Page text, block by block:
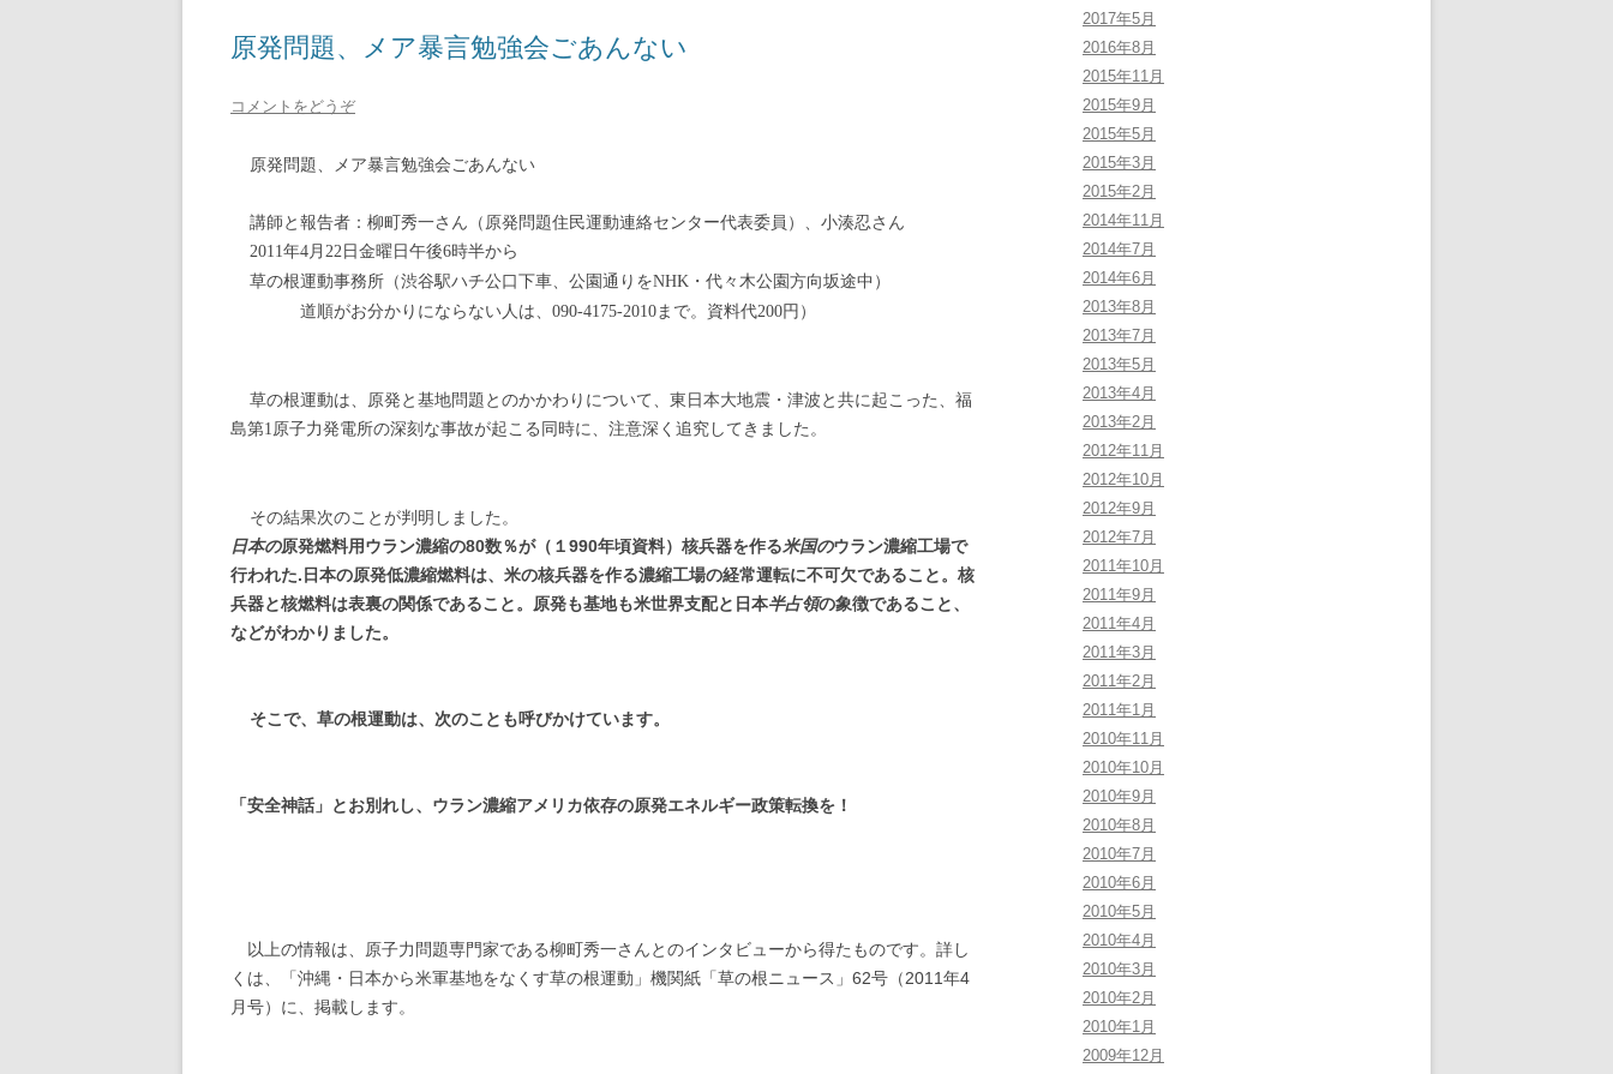
原発問題、メア暴言勉強会ごあんない
コメントをどうぞ
原発問題、メア暴言勉強会ごあんない
講師と報告者：柳町秀一さん（原発問題住民運動連絡センター代表委員）、小湊忍さん
2011年4 月 22日金曜日午後6時半から
草の根運動事務所（渋谷駅ハチ公口下車、公園通りをNHK ・代々木公園方向坂途中）
道順がお分かりにならない人は、 090-4175-2010 まで。資料代200円）
草の根運動は、原発と基地問題とのかかわりについて、東日本大地震・津波と共に起こった、福
島第1 原子力発電所の深刻な事故が起こる同時に、注意深く追究してきました。
その結果次のことが判明しました。
日本の原発燃料用ウラン濃縮の80数％が（１990年頃資料）核兵器を作る米国のウラン濃縮工場で
行われた. 日本の原発低濃縮燃料は、米の核兵器を作る濃縮工場の経常運転に不可欠であること。核
兵器と核燃料は表裏の関係であること。原発も基地も米世界支配と日本半占領の象徴であること、
などがわかりました。
そこで、草の根運動は、次のことも呼びかけています。
「安全神話」とお別れし、ウラン濃縮アメリカ依存の原発エネルギー政策転換を！
以上の情報は、原子力問題専門家である柳町秀一さんとのインタビューから得たものです。詳し
くは、「沖縄・日本から米軍基地をなくす草の根運動」機関紙「草の根ニュース」 62号（2011年4
月号）に、掲載します。
2017年5月
2016年8月
2015年11月
2015年9月
2015年5月
2015年3月
2015年2月
2014年11月
2014年7月
2014年6月
2013年8月
2013年7月
2013年5月
2013年4月
2013年2月
2012年11月
2012年10月
2012年9月
2012年7月
2011年10月
2011年9月
2011年4月
2011年3月
2011年2月
2011年1月
2010年11月
2010年10月
2010年9月
2010年8月
2010年7月
2010年6月
2010年5月
2010年4月
2010年3月
2010年2月
2010年1月
2009年12月